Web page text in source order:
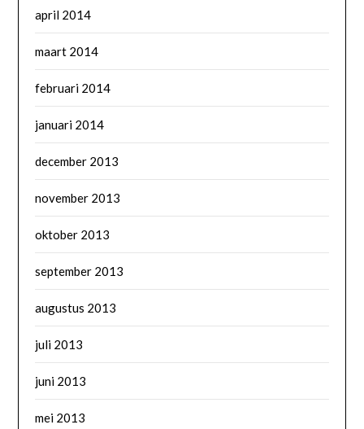
april 2014
maart 2014
februari 2014
januari 2014
december 2013
november 2013
oktober 2013
september 2013
augustus 2013
juli 2013
juni 2013
mei 2013